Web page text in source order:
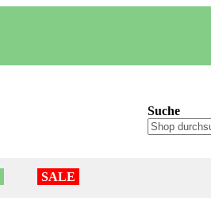
Suche
Suche
SALE